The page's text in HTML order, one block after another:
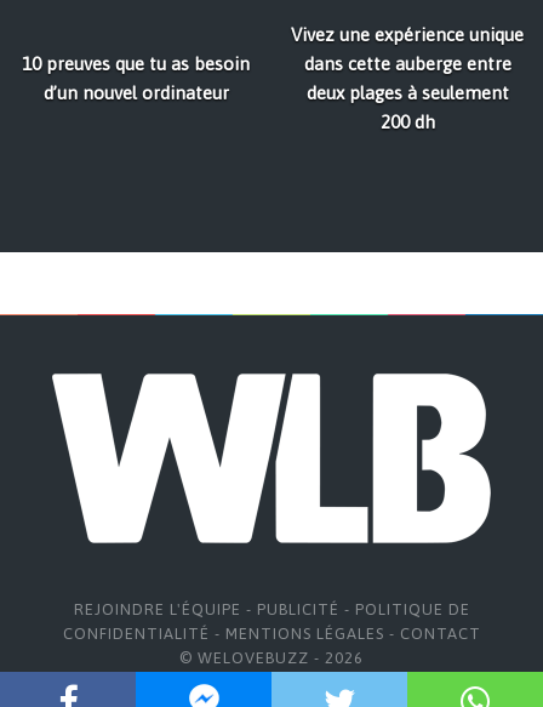
10 preuves que tu as besoin
d’un nouvel ordinateur
Vivez une expérience unique
dans cette auberge entre
deux plages à seulement
200 dh
REJOINDRE L'ÉQUIPE - PUBLICITÉ - POLITIQUE DE
CONFIDENTIALITÉ - MENTIONS LÉGALES - CONTACT
© WELOVEBUZZ - 2026